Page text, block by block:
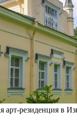
арт-резиденция в